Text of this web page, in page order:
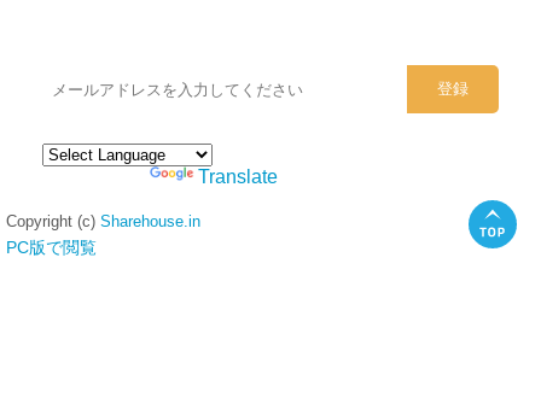
Translate
Copyright (c) Sharehouse.in
PC版で閲覧